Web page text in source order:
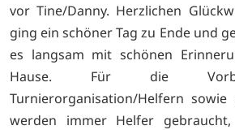
vor Tine/Danny. Herzlichen
ging ein schöner Tag zu Ende und
es langsam mit schönen
Hause. Für die
Turnierorganisation/Helfern
werden immer Helfer